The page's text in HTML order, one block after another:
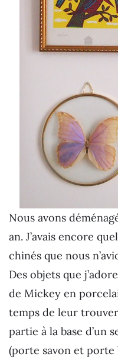
Nous avons
an. J’avais encore
chinés que nous
Des objets que
de Mickey en
temps de leur
partie à la base d’un
(porte savon et porte